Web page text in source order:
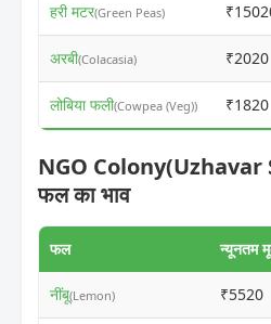
हरी मटर(Green Peas)
अरबी(Colacasia) ₹2020
लोबिया फली(Cowpea (Veg)) ₹1820
NGO Colony(Uzhavar
फल का भाव
फल न्यूनतम
नींबू(Lemon) ₹5520